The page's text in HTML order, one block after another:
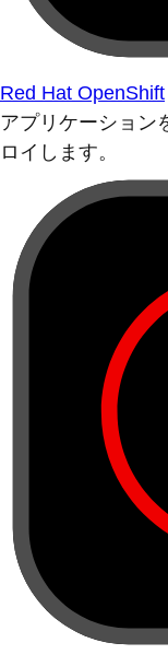
Red Hat OpenShift
アプリケーション
ロイします。